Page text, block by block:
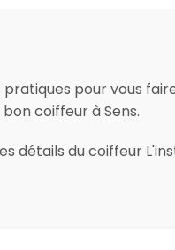
pour vous
coiffeur à Sens.
détails du coiffeur